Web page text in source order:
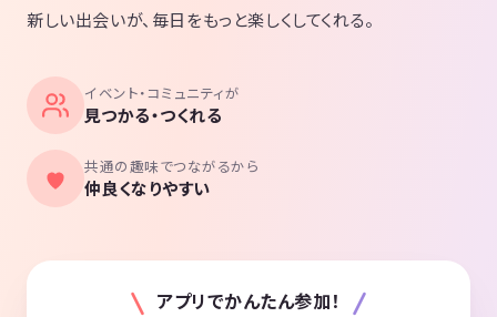
新しい出会いが、毎日をもっと楽しくしてくれる。
イベント・コミュニティが
見つかる・つくれる
共通の趣味でつながるから
仲良くなりやすい
アプリでかんたん参加！